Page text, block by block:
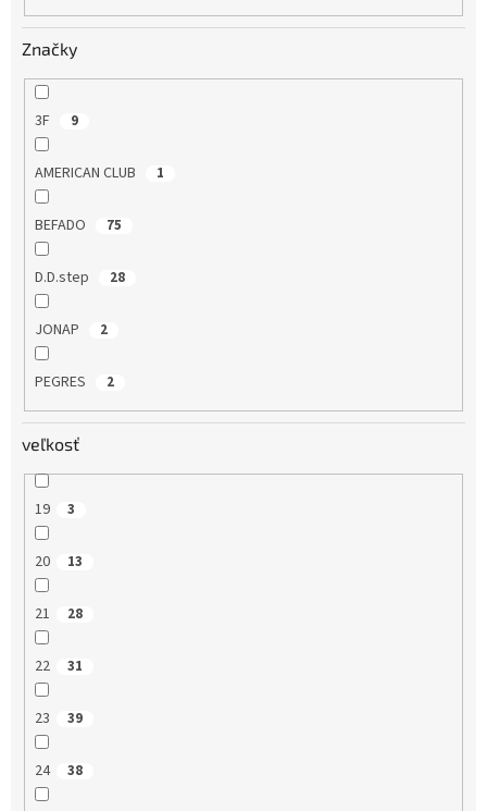
Značky
3F 9
AMERICAN CLUB 1
BEFADO 75
D.D.step 28
JONAP 2
PEGRES 2
veľkosť
19 3
20 13
21 28
22 31
23 39
24 38